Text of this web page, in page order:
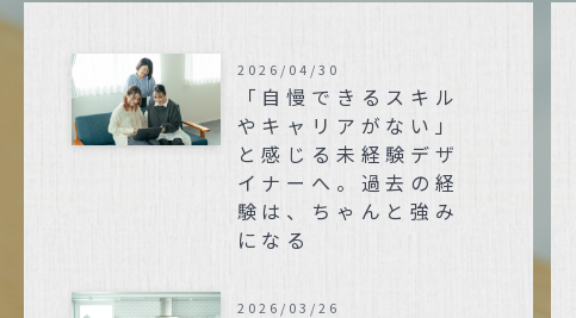
「自慢できるスキル
やキャリアがない」
と感じる未経験デザ
イナーへ。過去の経
験は、ちゃんと強み
になる
2026/04/30
2026/03/26